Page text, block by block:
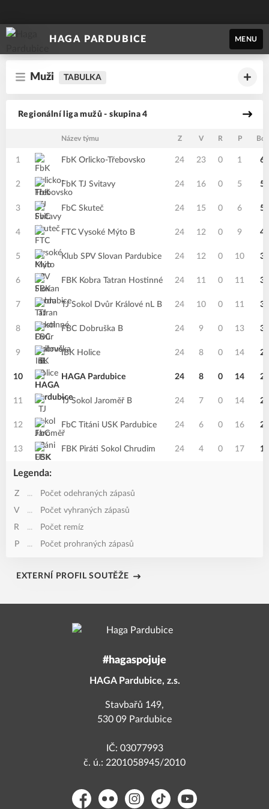
HAGA PARDUBICE MENU
Muži TABULKA
Regionální liga mužů - skupina 4
Název týmu Z V R P
1 FbK Orlicko-Třebovsko 24 23 0 1 69
2 FbK TJ Svitavy 24 16 0 5 52
3 FbC Skuteč 24 15 0 6 50
4 FTC Vysoké Mýto B 24 12 0 9 41
5 Klub SPV Slovan Pardubice 24 12 0 10 39
6 FBK Kobra Tatran Hostinné 24 11 0 11 36
7 TJ Sokol Dvůr Králové nL B 24 10 0 11 35
8 FBC Dobruška B 24 9 0 13 30
9 IBK Holice 24 8 0 14 28
10 HAGA Pardubice 24 8 0 14 27
11 TJ Sokol Jaroměř B 24 7 0 14 24
12 FbC Titáni USK Pardubice 24 6 0 16 21
13 FBK Piráti Sokol Chrudim 24 4 0 17 16
Legenda:
Z ...
Počet odehraných zápasů
V
...
Počet vyhraných zápasů
R
...
Počet remíz
P
... Počet prohraných zápasů
EXTERNÍ PROFIL SOUTĚŽE
#hagaspojuje
HAGA Pardubice, z.s.
Stavbařů 149,
530 09 Pardubice
IČ: 03077993
č. ú.: 2201058945/2010
FacebookFlickr Instagram
TikTok YouTube